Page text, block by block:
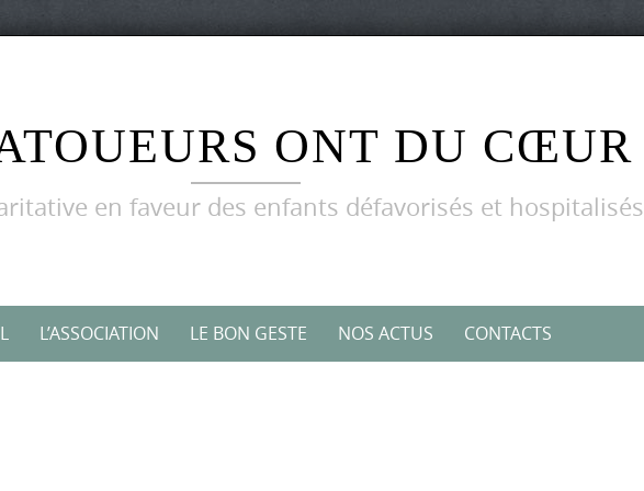
ONT DU CŒUR
en faveur des enfants défavorisés et hospitalisés
L’ASSOCIATION LE BON GESTE NOS ACTUS CONTACTS